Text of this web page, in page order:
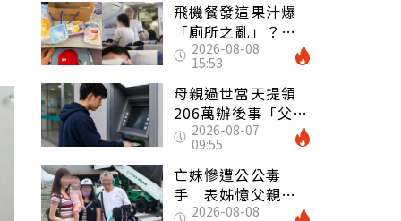
飛機餐發這果汁爆
「廁所之亂」？乘
客崩潰：差點丟大
臉 醫揭3類人別亂
喝
2026-08-08
15:53
母親過世當天提領
206萬辦後事「父子
遭判刑」 律師：
搶錢先下手是罪
2026-08-07
09:55
亡妹慘遭公公毒
手 表姊憶父親節
前夕：小舅舅仍到
2026-08-08